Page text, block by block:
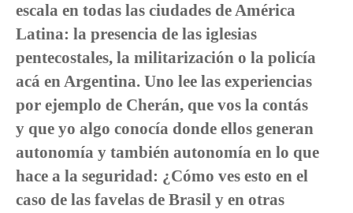
escala en todas las ciudades de América
Latina: la presencia de las iglesias
pentecostales, la militarización o la policía
acá en Argentina. Uno lee las experiencias
por ejemplo de Cherán, que vos la contás
y que yo algo conocía donde ellos generan
autonomía y también autonomía en lo que
hace a la seguridad: ¿Cómo ves esto en el
caso de las favelas de Brasil y en otras